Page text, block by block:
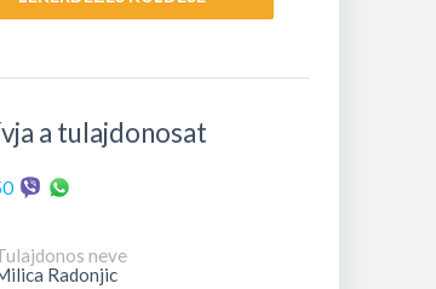
a tulajdonosat
neve
Radonjic